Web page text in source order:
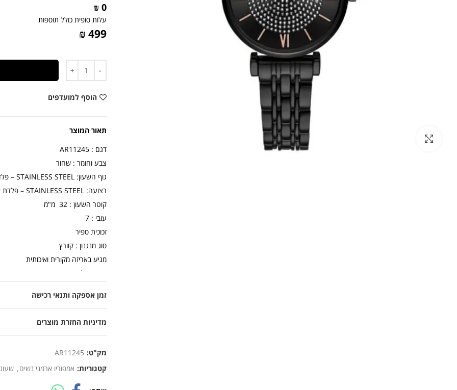
0 ₪
עלות סופית כולל תוספות
499 ₪
הוסף למועדפים
תאור המוצר
דגם : AR11245
צבע וחומר : שחור
גוף השעון: STAINLESS STEEL – פלדת אל חלד
רצועה: STAINLESS STEEL – פלדת אל חלד
קוטר השעון : 32 מ"מ
עובי : 7
זכוכית ספיר
סוג מנגנון : קוורץ
מגיע באריזה מקורית ואיכותית
אחריות לשנה
זמן אספקה ותנאי רכישה
מדיניות החזרת מוצרים
מק"ט: AR11245
קטגוריות: אמפוריו ארמני נשים,